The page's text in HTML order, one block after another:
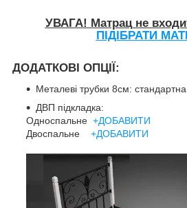
УВАГА! Матрац не
ПІДІБРАТИ
ДОДАТКОВІ ОПЦІЇ:
Металеві трубки 8см:
ДВП підкладка:
Односпальне +ДОБАВИТИ
Двоспальне +ДОБАВИТИ